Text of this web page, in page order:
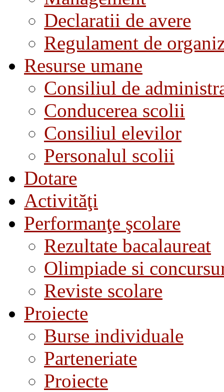
Declaratii de avere
Regulament de
Resurse umane
Consiliul de
Conducerea scolii
Consiliul elevilor
Personalul scolii
Dotare
Activităţi
Performanţe şcolare
Rezultate bacalaureat
Olimpiade si
Reviste scolare
Proiecte
Burse individuale
Parteneriate
Proiecte